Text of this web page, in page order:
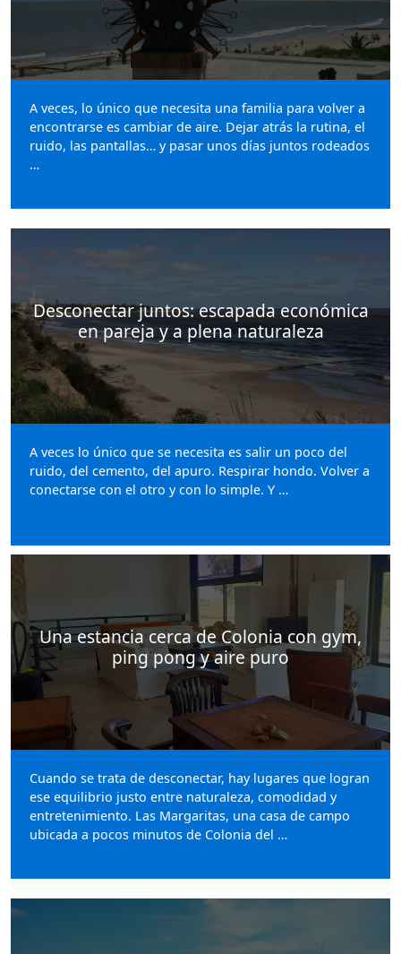
A veces, lo único que necesita una familia para volver a
encontrarse es cambiar de aire. Dejar atrás la rutina, el
ruido, las pantallas… y pasar unos días juntos rodeados
…
Desconectar juntos: escapada económica
en pareja y a plena naturaleza
A veces lo único que se necesita es salir un poco del
ruido, del cemento, del apuro. Respirar hondo. Volver a
conectarse con el otro y con lo simple. Y …
Una estancia cerca de Colonia con gym,
ping pong y aire puro
Cuando se trata de desconectar, hay lugares que logran
ese equilibrio justo entre naturaleza, comodidad y
entretenimiento. Las Margaritas, una casa de campo
ubicada a pocos minutos de Colonia del …